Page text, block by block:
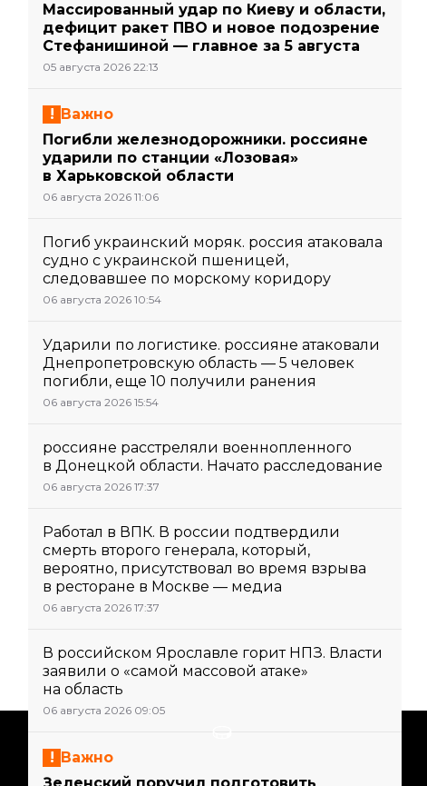
Массированный удар по Киеву и области,
дефицит ракет ПВО и новое подозрение
Стефанишиной — главное за 5 августа
05 августа 2026 22:13
Важно
Погибли железнодорожники. россияне
ударили по станции «Лозовая»
в Харьковской области
06 августа 2026 11:06
Погиб украинский моряк. россия атаковала
судно с украинской пшеницей,
следовавшее по морскому коридору
06 августа 2026 10:54
Ударили по логистике. россияне атаковали
Днепропетровскую область — 5 человек
погибли, еще 10 получили ранения
06 августа 2026 15:54
россияне расстреляли военнопленного
в Донецкой области. Начато расследование
06 августа 2026 17:37
Работал в ВПК. В россии подтвердили
смерть второго генерала, который,
вероятно, присутствовал во время взрыва
в ресторане в Москве — медиа
06 августа 2026 17:37
В российском Ярославле горит НПЗ. Власти
заявили о «самой массовой атаке»
на область
06 августа 2026 09:05
Важно